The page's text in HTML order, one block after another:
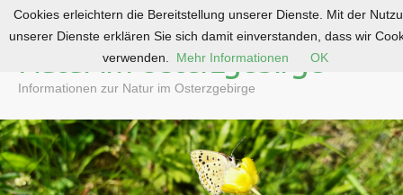
o
c
o
n
Natur im Osterzgebirge
Informationen zur Natur im Osterzgebirge
Cookies erleichtern die Bereitstellung unserer Dienste. Mit der
unserer Dienste erklären Sie sich damit einverstanden, dass wir
verwenden.
Mehr Informationen OK